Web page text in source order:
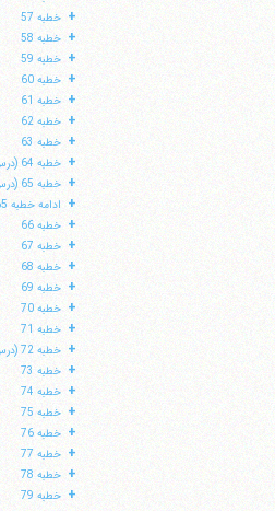
+ خطبه 57
+ خطبه 58
+ خطبه 59
+ خطبه 60
+ خطبه 61
+ خطبه 62
+ خطبه 63
+ خطبه 64 (درس 93)
+ خطبه 65 (درس 94)
+ ادامه خطبه 65
+ خطبه 66
+ خطبه 67
+ خطبه 68
+ خطبه 69
+ خطبه 70
+ خطبه 71
+ خطبه 72 (درس 98)
+ خطبه 73
+ خطبه 74
+ خطبه 75
+ خطبه 76
+ خطبه 77
+ خطبه 78
+ خطبه 79